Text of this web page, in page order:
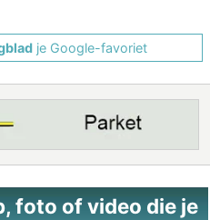
je Google-favoriet
foto of video die je